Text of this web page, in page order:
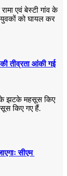
एवं बेस्टी गांव के
को घायल कर
तीव्रता आंकी गई
के झटके महसूस किए
किए गए हैं.
सीएम